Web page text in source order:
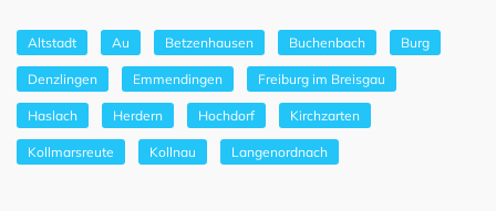
Altstadt Au Betzenhausen Buchenbach Burg
Denzlingen Emmendingen Freiburg im Breisgau
Haslach Herdern Hochdorf Kirchzarten
Kollmarsreute Kollnau Langenordnach